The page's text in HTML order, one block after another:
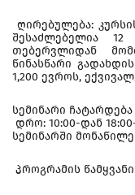
ღირებულება:
შესაძლებელია 12
თებერვლიდან
წინასწარი
1,200 ევროს,
სემინარი
დრო: 10:00-დან
სემინარში
პროგრამის